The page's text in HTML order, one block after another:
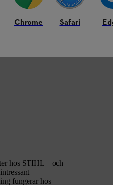
hos STIHL – och
fungerar hos
Chrome Safari